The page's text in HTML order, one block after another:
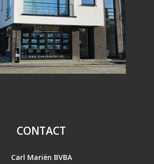
CONTACT
Carl Mariën BVBA